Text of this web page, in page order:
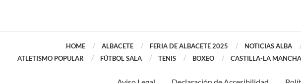
HOME ALBACETE FERIA DE ALBACETE 2025
NOTICIAS ALBA
ATLETISMO POPULAR
FÚTBOL SALA TENIS BOXEO CASTILLA-LA MANCHA